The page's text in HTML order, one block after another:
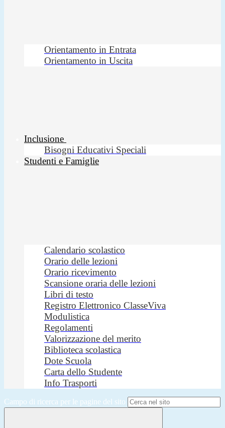
Orientamento in Entrata
Orientamento in Uscita
Inclusione
Bisogni Educativi Speciali
Studenti e Famiglie
Calendario scolastico
Orario delle lezioni
Orario ricevimento
Scansione oraria delle lezioni
Libri di testo
Registro Elettronico ClasseViva
Modulistica
Regolamenti
Valorizzazione del merito
Biblioteca scolastica
Dote Scuola
Carta dello Studente
Info Trasporti
Campo di ricerca per le pagine del sito